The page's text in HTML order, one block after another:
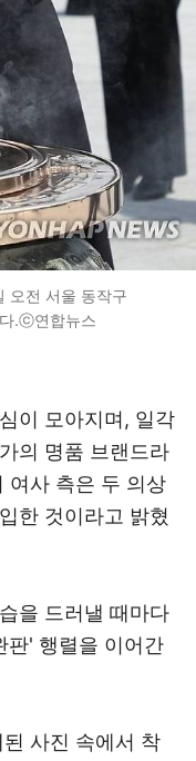
오전 서울 동작구
.ⓒ연합뉴스
이 모아지며, 일각
의 명품 브랜드라
여사 측은 두 의상
한 것이라고 밝혔
을 드러낼 때마다
판' 행렬을 이어간
사진 속에서 착